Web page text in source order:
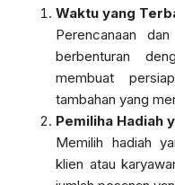
Waktu yang
Perencanaan
berbenturan
membuat
tambahan yang
Pemiliha Hadiah
Memilih hadiah
klien atau